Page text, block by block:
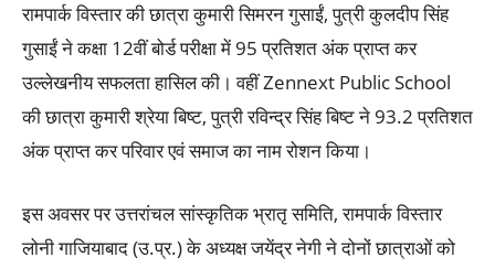
रामपार्क विस्तार की छात्रा कुमारी सिमरन गुसाईं, पुत्री कुलदीप सिंह
गुसाईं ने कक्षा 12वीं बोर्ड परीक्षा में 95 प्रतिशत अंक प्राप्त कर
उल्लेखनीय सफलता हासिल की। वहीं Zennext Public School
की छात्रा कुमारी श्रेया बिष्ट, पुत्री रविन्द्र सिंह बिष्ट ने 93.2 प्रतिशत
अंक प्राप्त कर परिवार एवं समाज का नाम रोशन किया।
इस अवसर पर उत्तरांचल सांस्कृतिक भ्रातृ समिति, रामपार्क विस्तार
लोनी गाजियाबाद (उ.प्र.) के अध्यक्ष जयेंद्र नेगी ने दोनों छात्राओं को